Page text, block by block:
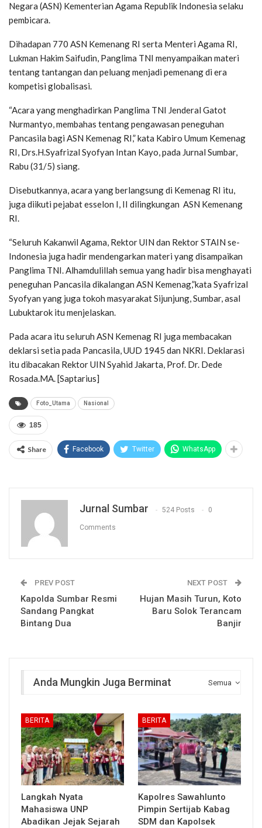
Negara (ASN) Kementerian Agama Republik Indonesia selaku
pembicara.
Dihadapan 770 ASN Kemenang RI serta Menteri Agama RI,
Lukman Hakim Saifudin, Panglima TNI menyampaikan materi
tentang tantangan dan peluang menjadi pemenang di era
kompetisi globalisasi.
“Acara yang menghadirkan Panglima TNI Jenderal Gatot
Nurmantyo, membahas tentang pengawasan peneguhan
Pancasila bagi ASN Kemenag RI,” kata Kabiro Umum Kemenag
RI, Drs.H.Syafrizal Syofyan Intan Kayo, pada Jurnal Sumbar,
Rabu (31/5) siang.
Disebutkannya, acara yang berlangsung di Kemenag RI itu,
juga diikuti pejabat esselon I, II dilingkungan ASN Kemenang
RI.
“Seluruh Kakanwil Agama, Rektor UIN dan Rektor STAIN se-
Indonesia juga hadir mendengarkan materi yang disampaikan
Panglima TNI. Alhamdulillah semua yang hadir bisa menghayati
peneguhan Pancasila dikalangan ASN Kemenag,”kata Syafrizal
Syofyan yang juga tokoh masyarakat Sijunjung, Sumbar, asal
Lubuktarok itu menjelaskan.
Pada acara itu seluruh ASN Kemenag RI juga membacakan
deklarsi setia pada Pancasila, UUD 1945 dan NKRI. Deklarasi
itu dibacakan Rektor UIN Syahid Jakarta, Prof. Dr. Dede
Rosada.MA. [Saptarius]
Foto_Utama Nasional
185
Share Facebook Twitter WhatsApp
Jurnal Sumbar 524 Posts 0
Comments
PREV POST
Kapolda Sumbar Resmi
Sandang Pangkat
Bintang Dua
NEXT POST
Hujan Masih Turun, Koto
Baru Solok Terancam
Banjir
Semua
Anda Mungkin Juga Berminat
BERITA
Langkah Nyata
Mahasiswa UNP
Abadikan Jejak Sejarah
BERITA
Kapolres Sawahlunto
Pimpin Sertijab Kabag
SDM dan Kapolsek